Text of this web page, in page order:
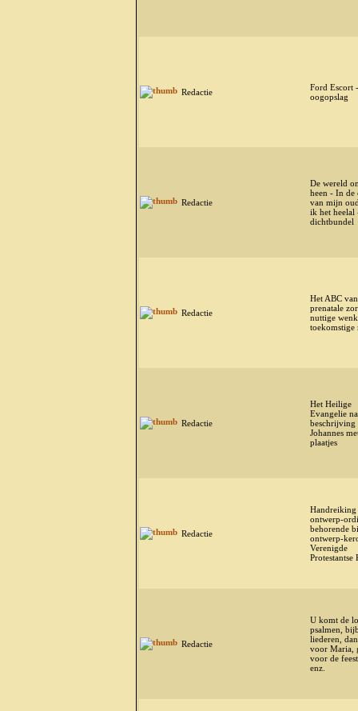
Redactie
Ford Escort
oogopslag
Redactie
De wereld
heen - In de
van mijn
ik het heelal
dichtbundel
Redactie
Het ABC van
prenatale
nuttige
toekomstige
Redactie
Het Heilige
Evangelie
beschrijving
Johannes
plaatjes
Redactie
ontwerp-
behorende
ontwerp-
Verenigde
Protestantse
Redactie
U komt de
psalmen,
liederen,
voor Maria,
voor de
enz.